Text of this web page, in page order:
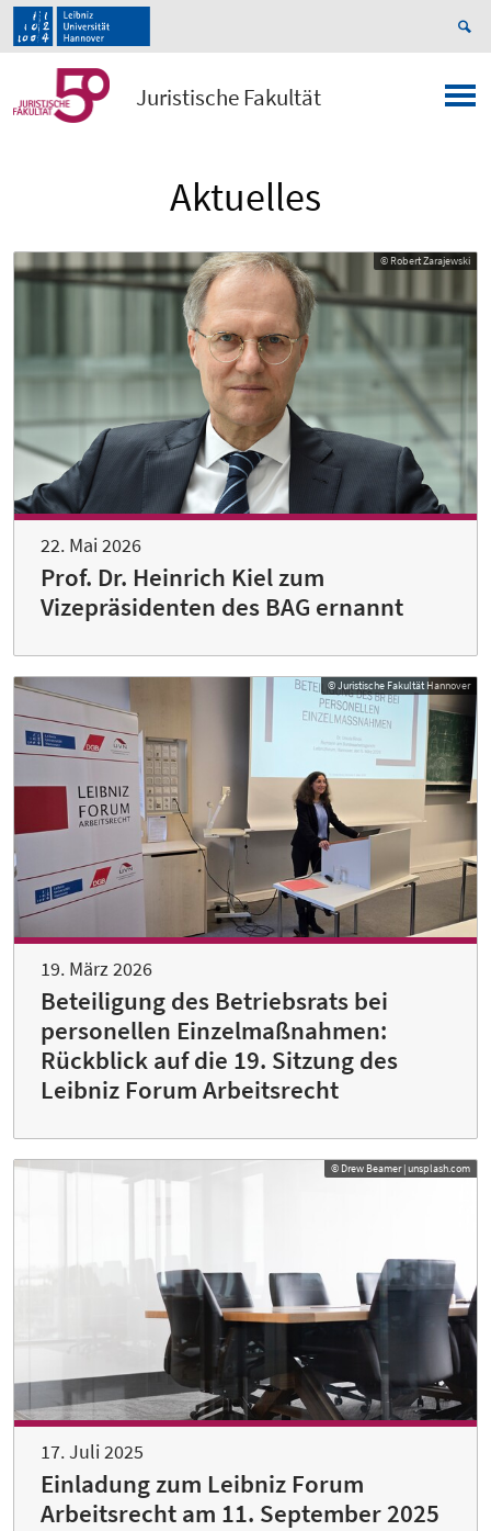
Juristische Fakultät
Aktuelles
© Robert Zarajewski
22. Mai 2026
Prof. Dr. Heinrich Kiel zum
Vizepräsidenten des BAG ernannt
© Juristische Fakultät Hannover
19. März 2026
Beteiligung des Betriebsrats bei
personellen Einzelmaßnahmen:
Rückblick auf die 19. Sitzung des
Leibniz Forum Arbeitsrecht
© Drew Beamer | unsplash.com
17. Juli 2025
Einladung zum Leibniz Forum
Arbeitsrecht am 11. September 2025